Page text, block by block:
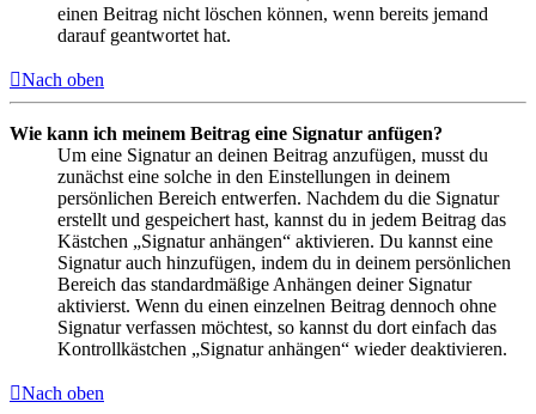
einen Beitrag nicht löschen können, wenn bereits jemand
darauf geantwortet hat.
Nach oben
Wie kann ich meinem Beitrag eine Signatur anfügen?
Um eine Signatur an deinen Beitrag anzufügen, musst du
zunächst eine solche in den Einstellungen in deinem
persönlichen Bereich entwerfen. Nachdem du die Signatur
erstellt und gespeichert hast, kannst du in jedem Beitrag das
Kästchen „Signatur anhängen“ aktivieren. Du kannst eine
Signatur auch hinzufügen, indem du in deinem persönlichen
Bereich das standardmäßige Anhängen deiner Signatur
aktivierst. Wenn du einen einzelnen Beitrag dennoch ohne
Signatur verfassen möchtest, so kannst du dort einfach das
Kontrollkästchen „Signatur anhängen“ wieder deaktivieren.
Nach oben